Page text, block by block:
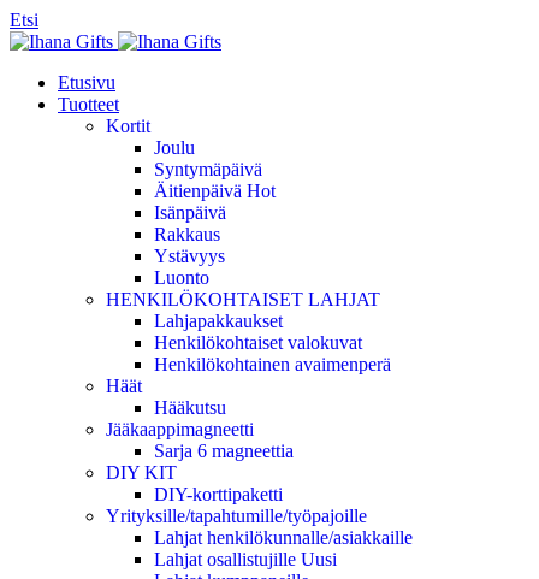
Etsi
Etusivu
Tuotteet
Kortit
Joulu
Syntymäpäivä
Äitienpäivä Hot
Isänpäivä
Rakkaus
Ystävyys
Luonto
HENKILÖKOHTAISET LAHJAT
Lahjapakkaukset
Henkilökohtaiset valokuvat
Henkilökohtainen avaimenperä
Häät
Hääkutsu
Jääkaappimagneetti
Sarja 6 magneettia
DIY KIT
DIY-korttipaketti
Yrityksille/tapahtumille/työpajoille
Lahjat henkilökunnalle/asiakkaille
Lahjat osallistujille Uusi